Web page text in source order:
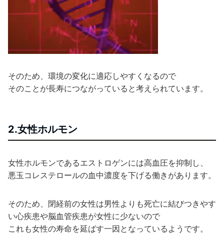
そのため、環境の変化に適応しやすくなるので
そのことが長寿につながっていると考えられています。
2.女性ホルモン
女性ホルモンであるエストロゲンには高血圧を抑制し、
悪玉コレステロールの血中濃度を下げる働きがあります。
そのため、閉経前の女性は男性よりも死亡に結びつきやす
い心疾患や脳血管疾患が女性に少ないので
これも女性の寿命を延ばす一因となっているようです。